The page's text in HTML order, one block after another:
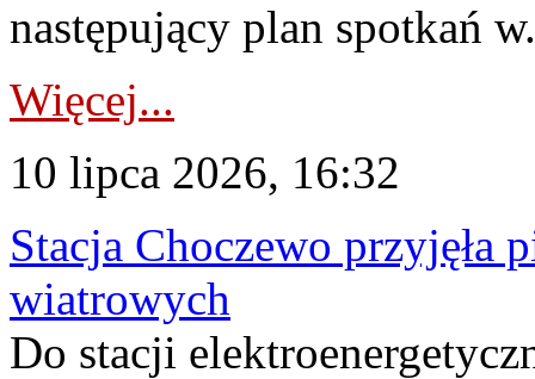
następujący plan spotkań
Więcej...
10 lipca 2026, 16:32
Stacja Choczewo przyjęła
wiatrowych
Do stacji